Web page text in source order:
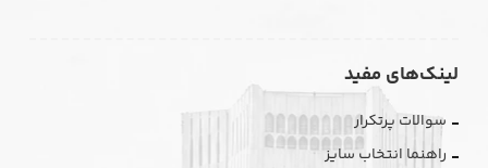
لینک‌های مفید
سوالات پرتکرار
راهنما انتخاب سایز